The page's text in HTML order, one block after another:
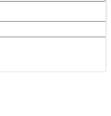
Patient
Imaging & Resection